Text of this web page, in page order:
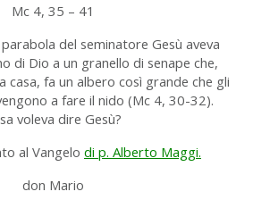
Mc 4, 35 – 41
del seminatore Gesù aveva
di Dio a un granello di senape che,
casa, fa un albero così grande che gli
a fare il nido (Mc 4, 30-32).
voleva dire Gesù?
al Vangelo di p. Alberto Maggi.
don Mario